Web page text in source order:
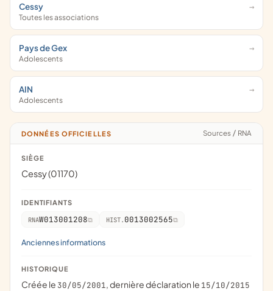
Cessy
Toutes les associations
Pays de Gex
Adolescents
AIN
Adolescents
DONNÉES OFFICIELLES Sources / RNA
SIÈGE
Cessy (01170)
IDENTIFIANTS
RNAW013001208 HIST. 0013002565
Anciennes informations
HISTORIQUE
Créée le 30/05/2001, dernière déclaration le 15/10/2015